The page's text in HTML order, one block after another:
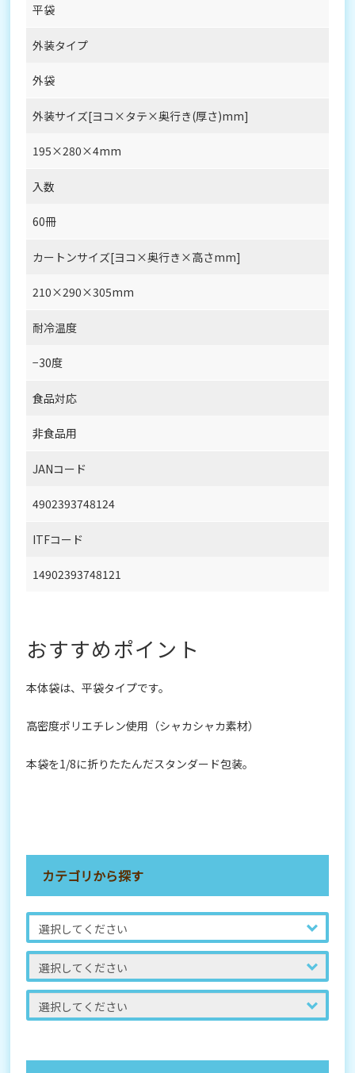
平袋
外装タイプ
外袋
外装サイズ[ヨコ×タテ×奥行き(厚さ)mm]
195×280×4mm
入数
60冊
カートンサイズ[ヨコ×奥行き×高さmm]
210×290×305mm
耐冷温度
−30度
食品対応
非食品用
JANコード
4902393748124
ITFコード
14902393748121
おすすめポイント
本体袋は、平袋タイプです。
高密度ポリエチレン使用（シャカシャカ素材）
本袋を1/8に折りたたんだスタンダード包装。
カテゴリから探す